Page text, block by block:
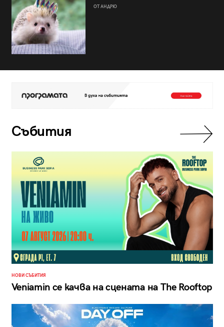
ОТ АНДРЮ
Събития
НОВИ СЪБИТИЯ
Veniamin се качва на сцената на The Rooftop